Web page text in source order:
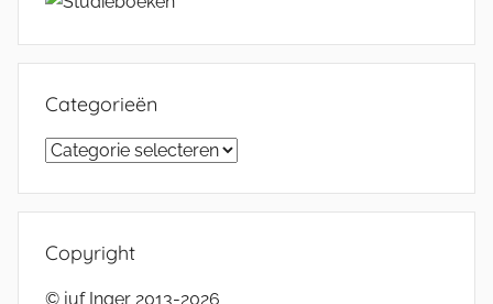
Categorieën
Categorieën
Copyright
© juf Inger 2013-2026